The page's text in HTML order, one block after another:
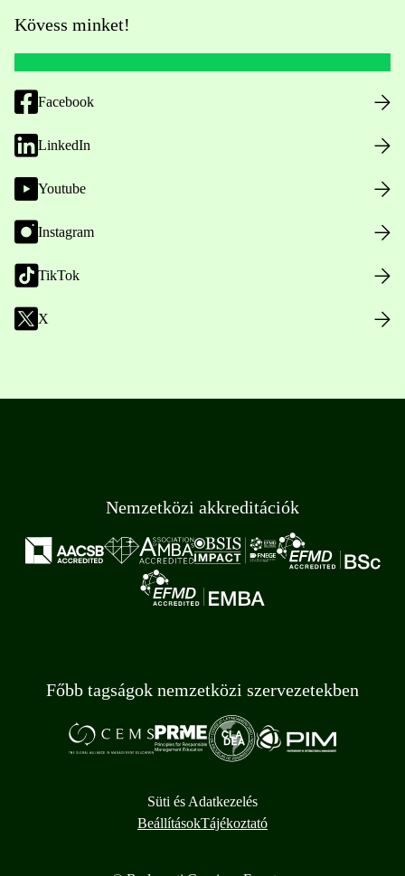
Kövess minket!
Facebook
LinkedIn
Youtube
Instagram
TikTok
X
Nemzetközi akkreditációk
Főbb tagságok nemzetközi szervezetekben
Süti és Adatkezelés
BeállításokTájékoztató